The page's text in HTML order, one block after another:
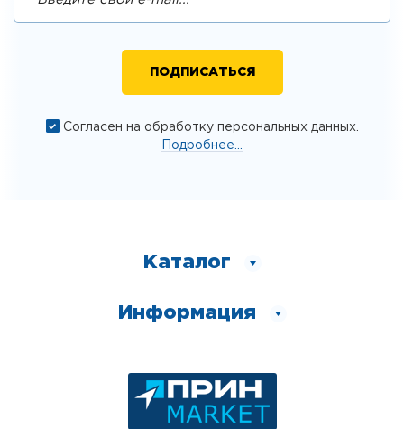
Согласен на обработку персональных данных.
Подробнее...
Каталог
Информация